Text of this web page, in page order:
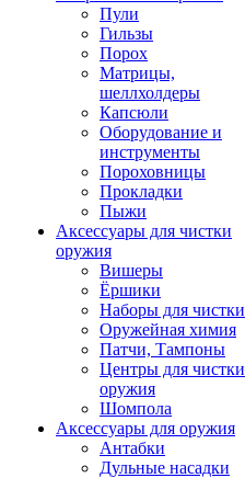
Пули
Гильзы
Порох
Матрицы,
шеллхолдеры
Капсюли
Оборудование и
инструменты
Пороховницы
Прокладки
Пыжи
Аксессуары для чистки
оружия
Вишеры
Ёршики
Наборы для чистки
Оружейная химия
Патчи, Тампоны
Центры для чистки
оружия
Шомпола
Аксессуары для оружия
Антабки
Дульные насадки